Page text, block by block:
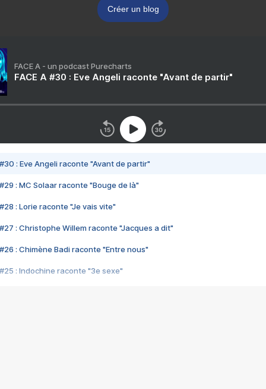
Créer un blog
FACE A - un podcast Purecharts
FACE A #30 : Eve Angeli raconte "Avant de partir"
#30 : Eve Angeli raconte "Avant de partir"
#29 : MC Solaar raconte "Bouge de là"
#28 : Lorie raconte "Je vais vite"
#27 : Christophe Willem raconte "Jacques a dit"
#26 : Chimène Badi raconte "Entre nous"
#25 : Indochine raconte "3e sexe"